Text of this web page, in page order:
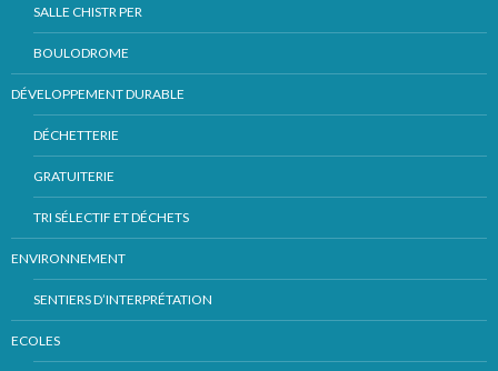
SALLE CHISTR PER
BOULODROME
DÉVELOPPEMENT DURABLE
DÉCHETTERIE
GRATUITERIE
TRI SÉLECTIF ET DÉCHETS
ENVIRONNEMENT
SENTIERS D’INTERPRÉTATION
ECOLES